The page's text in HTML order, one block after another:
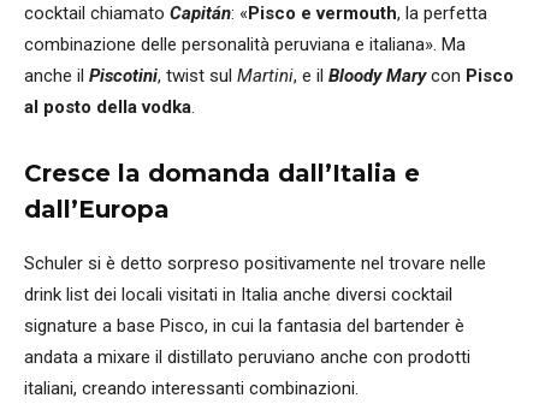
cocktail chiamato Capitán: «Pisco e vermouth, la perfetta
combinazione delle personalità peruviana e italiana». Ma
anche il Piscotini, twist sul Martini, e il Bloody Marycon Pisco
al posto della vodka.
Cresce la domanda dall’Italia e
dall’Europa
Schuler si è detto sorpreso positivamente nel trovare nelle
drink list dei locali visitati in Italia anche diversi cocktail
signature a base Pisco, in cui la fantasia del bartender è
andata a mixare il distillato peruviano anche con prodotti
italiani, creando interessanti combinazioni.